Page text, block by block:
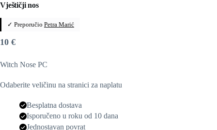
Vještičji nos
✓ Preporučio Petra Marić
10 €
Witch Nose PC
Odaberite veličinu na stranici za naplatu
Besplatna dostava
Isporučeno u roku od 10 dana
Jednostavan povrat